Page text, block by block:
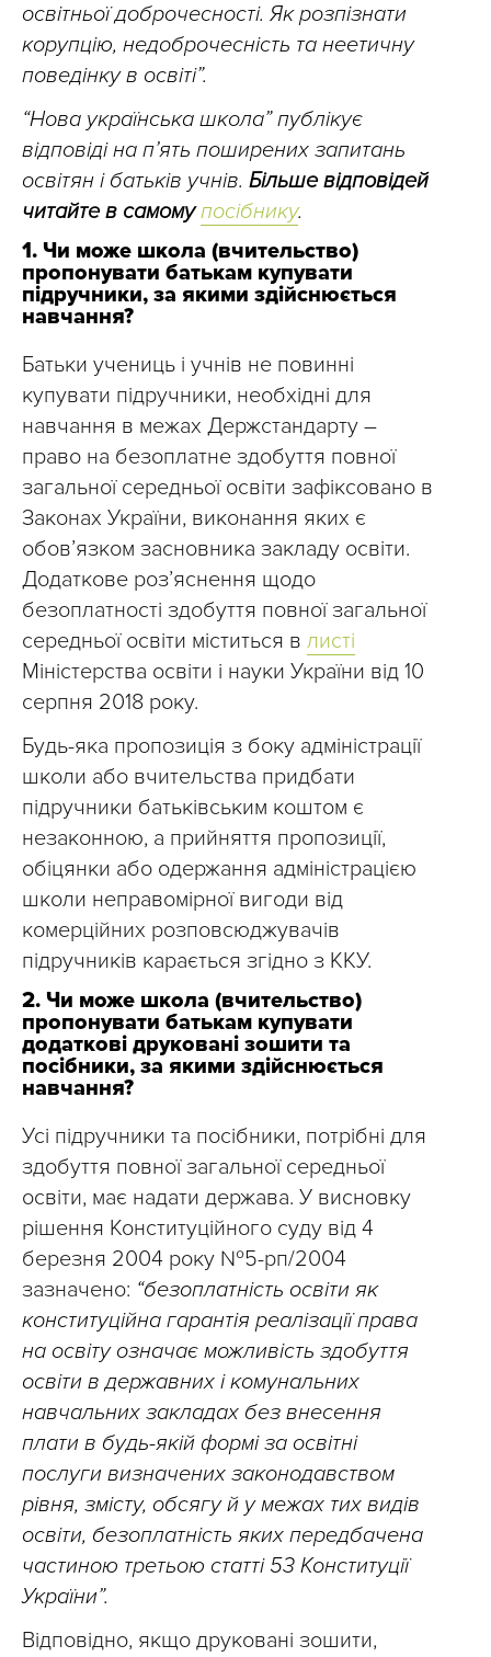
освітньої доброчесності. Як розпізнати
корупцію, недоброчесність та неетичну
поведінку в освіті”.
“Нова українська школа” публікує
відповіді на п’ять поширених запитань
освітян і батьків учнів. Більше відповідей
читайте в самомупосібнику.
1. Чи може школа (вчительство)
пропонувати батькам купувати
підручники, за якими здійснюється
навчання?
Батьки учениць і учнів не повинні
купувати підручники, необхідні для
навчання в межах Держстандарту –
право на безоплатне здобуття повної
загальної середньої освіти зафіксовано в
Законах України, виконання яких є
обов’язком засновника закладу освіти.
Додаткове роз’яснення щодо
безоплатності здобуття повної загальної
середньої освіти міститься в листі
Міністерства освіти і науки України від 10
серпня 2018 року.
Будь-яка пропозиція з боку адміністрації
школи або вчительства придбати
підручники батьківським коштом є
незаконною, а прийняття пропозиції,
обіцянки або одержання адміністрацією
школи неправомірної вигоди від
комерційних розповсюджувачів
підручників карається згідно з ККУ.
2. Чи може школа (вчительство)
пропонувати батькам купувати
додаткові друковані зошити та
посібники, за якими здійснюється
навчання?
Усі підручники та посібники, потрібні для
здобуття повної загальної середньої
освіти, має надати держава. У висновку
рішення Конституційного суду від 4
березня 2004 року №5-рп/2004
зазначено: “безоплатність освіти як
конституційна гарантія реалізації права
на освіту означає можливість здобуття
освіти в державних і комунальних
навчальних закладах без внесення
плати в будь-якій формі за освітні
послуги визначених законодавством
рівня, змісту, обсягу й у межах тих видів
освіти, безоплатність яких передбачена
частиною третьою статті 53 Конституції
України”.
Відповідно, якщо друковані зошити,